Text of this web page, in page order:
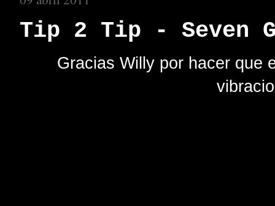
Tip 2 Tip - Seven
Gracias Willy por hacer que